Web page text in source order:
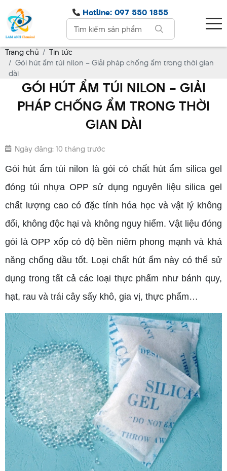
Hotline: 097 550 1855
Trang chủ
Tin tức
Gói hút ẩm túi nilon – Giải pháp chống ẩm trong thời gian
dài
GÓI HÚT ẨM TÚI NILON – GIẢI
PHÁP CHỐNG ẨM TRONG THỜI
GIAN DÀI
Ngày đăng: 10 tháng trước
Gói hút ẩm túi nilon là gói có chất hút ẩm silica gel
đóng túi nhựa OPP sử dụng nguyên liệu silica gel
chất lượng cao có đặc tính hóa học và vật lý không
đổi, không độc hại và không nguy hiểm. Vật liệu đóng
gói là OPP xốp có độ bền niêm phong mạnh và khả
năng chống dầu tốt. Loại chất hút ẩm này có thể sử
dụng trong tất cả các loại thực phẩm như bánh quy,
hạt, rau và trái cây sấy khô, gia vị, thực phẩm…